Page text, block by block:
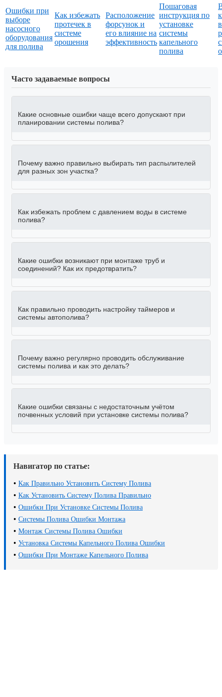
Ошибки при
выборе
насосного
оборудования
для полива
Как избежать
протечек в
системе
орошения
Расположение
форсунок и
его влияние на
эффективность
Пошаговая
инструкция по
установке
системы
капельного
полива
Часто задаваемые вопросы
Какие основные ошибки чаще всего допускают при
планировании системы полива?
Почему важно правильно выбирать тип распылителей
для разных зон участка?
Как избежать проблем с давлением воды в системе
полива?
Какие ошибки возникают при монтаже труб и
соединений? Как их предотвратить?
Как правильно проводить настройку таймеров и
системы автополива?
Почему важно регулярно проводить обслуживание
системы полива и как это делать?
Какие ошибки связаны с недостаточным учётом
почвенных условий при установке системы полива?
Навигатор по статье:
• Как Правильно Установить Систему Полива
• Как Установить Систему Полива Правильно
• Ошибки При Установке Системы Полива
• Системы Полива Ошибки Монтажа
• Монтаж Системы Полива Ошибки
• Установка Системы Капельного Полива Ошибки
• Ошибки При Монтаже Капельного Полива